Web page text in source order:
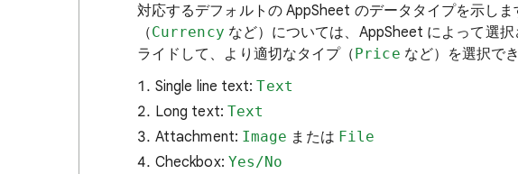
対応するデフォルトの AppSheet のデータタイプを示し
（Currency など）については、AppSheet によって選
ライドして、より適切なタイプ（Price など）を選択で
Single line text:Text
Long text: Text
Attachment: Image または File
Checkbox: Yes/No